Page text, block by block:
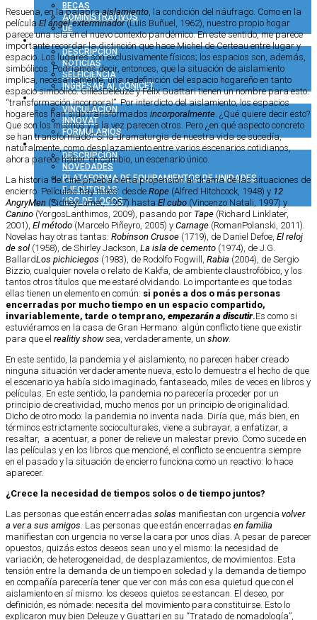
BECAS
ADMINISTRATIVOS
UE
COMUNICACIÓN
DESCRIPCIÓN
NOTICIAS
SELFICIENCIA
INGRESAR AL CONICET
VINCULACIÓN TECNOLÓGICA
VINCULACIÓN
INNOVAT
FORMULARIOS
COMUNIDAD CONICET
DESCRIPCIÓN
NOVEDADES
PLATAFORMA DE EQUIPAMIENTOS DE UNIDADES
EJECUTORAS
USO DE LOGOS
Resuena, en la palabraaislamiento, la condición del náufrago. Como en la
película El ángel exterminador(Luis Buñuel, 1962), nuestro propio hogar
parece una isla en el nuevo contexto pandémico. En este sentido, me parece
importante recordar la distinción que hace Michel de Certeau entre lugar y
espacio. Los lugares son exclusivamente físicos; los espacios son, además,
simbólicos. Podríamos decir, entonces, que la situación de aislamiento
implica, necesariamente, una redefinición del espacio hogareño en tanto
espacio simbólico. GillesDeleuze y Félix Guattari tienen un nombre para esto:
“transformación incorporal”. Por interdicto del aislamiento, los espacios
hogareños han sido transformados incorporalmente. ¿Qué quiere decir esto?
Que son los mismos y a la vez parecen otros. Pero ¿en qué aspecto concreto
se han transformado? Si la dramaturgia de nuestra vida se sucedía,
naturalmente, como desplazamiento entre varios escenarios cotidianos,
ahora parece haber, en cambio, un escenario único.
La historia del cine prueba cierta propensión al drama de las situaciones de
encierro. Películas hay miles: desde Rope (Alfred Hitchcock, 1948) y 12
AngryMen (SidneyLumet, 1957) hasta El cubo (Vincenzo Natali, 1997) y
Canino (YorgosLanthimos, 2009), pasando por Tape (Richard Linklater,
2001), El método (Marcelo Piñeyro, 2005) y Carnage (RomanPolanski, 2011).
Novelas hay otras tantas: Robinson Crusoe (1719), de Daniel Defoe, El reloj
de sol (1958), de Shirley Jackson, La isla de cemento (1974), de J.G.
BallardLos pichiciegos (1983), de Rodolfo Fogwill, Rabia (2004), de Sergio
Bizzio, cualquier novela o relato de Kakfa, de ambiente claustrofóbico, y los
tantos otros títulos que me estaré olvidando. Lo importante es que todas
ellas tienen un elemento en común: si ponés a dos o más personas
encerradas por mucho tiempo en un espacio compartido,
invariablemente, tarde o temprano, empezarán a discutir.Es como si
estuviéramos en la casa de Gran Hermano: algún conflicto tiene que existir
para que el realitiy showsea, verdaderamente, un show.
En este sentido, la pandemia y el aislamiento, no parecen haber creado
ninguna situación verdaderamente nueva, esto lo demuestra el hecho de que
el escenario ya había sido imaginado, fantaseado, miles de veces en libros y
películas. En este sentido, la pandemia no parecería proceder por un
principio de creatividad, mucho menos por un principio de originalidad.
Dicho de otro modo: la pandemia no inventa nada. Diría que, más bien, en
términos estrictamente socioculturales, viene a subrayar, a enfatizar, a
resaltar, a acentuar, a poner de relieve un malestar previo. Como sucede en
las películas y en los libros que mencioné, el conflicto se encuentra siempre
en el pasado y la situación de encierro funciona como un reactivo: lo hace
aparecer.
¿Crece la necesidad de tiempos solos o de tiempo juntos?
Las personas que están encerradas solas manifiestan con urgencia volver
a ver a sus amigos. Las personas que están encerradas en familia
manifiestan con urgencia no verse la cara por unos días. A pesar de parecer
opuestos, quizás estos deseos sean uno y el mismo: la necesidad de
variación, de heterogeneidad, de desplazamientos, de movimientos. Esta
tensión entre la demanda de un tiempo en soledad y la demanda de tiempo
en compañía parecería tener que ver con más con esa quietud que con el
aislamiento en sí mismo: los deseos quietos se estancan. El deseo, por
definición, es nómade: necesita del movimiento para constituirse. Esto lo
explicaron muy bien Deleuze y Guattari en su “Tratado de nomadología”,